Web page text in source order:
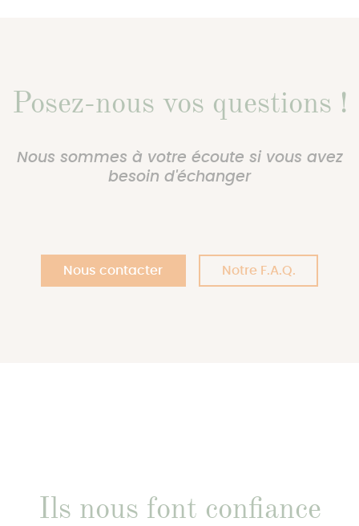
Posez-nous vos questions !
Nous sommes à votre écoute si vous avez
besoin d'échanger
Nous contacter Notre F.A.Q.
Ils nous font confiance